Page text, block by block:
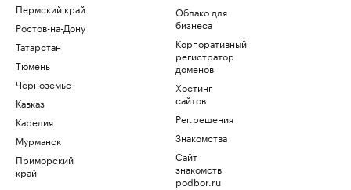
Пермский край
Ростов-на-Дону
Татарстан
Тюмень
Черноземье
Кавказ
Карелия
Мурманск
Приморский
край
Облако для
бизнеса
Корпоративный
регистратор
доменов
Хостинг
сайтов
Рег.решения
Знакомства
Сайт
знакомств
podbor.ru